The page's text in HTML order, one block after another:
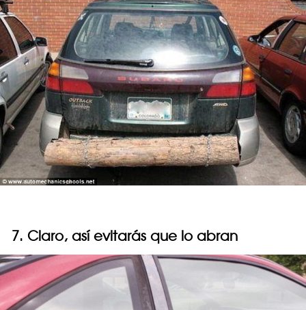
7. Claro, así evitarás que lo abran